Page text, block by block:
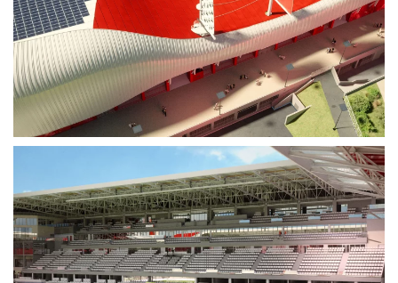
Voir plus
Voir plus